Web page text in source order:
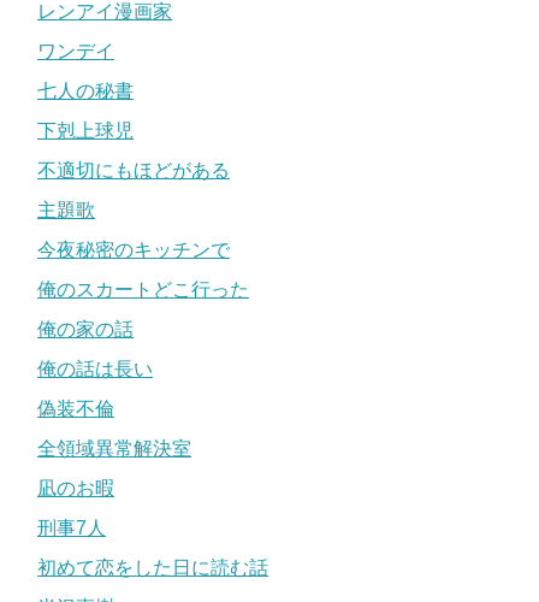
レンアイ漫画家
ワンデイ
七人の秘書
下剋上球児
不適切にもほどがある
主題歌
今夜秘密のキッチンで
俺のスカートどこ行った
俺の家の話
俺の話は長い
偽装不倫
全領域異常解決室
凪のお暇
刑事7人
初めて恋をした日に読む話